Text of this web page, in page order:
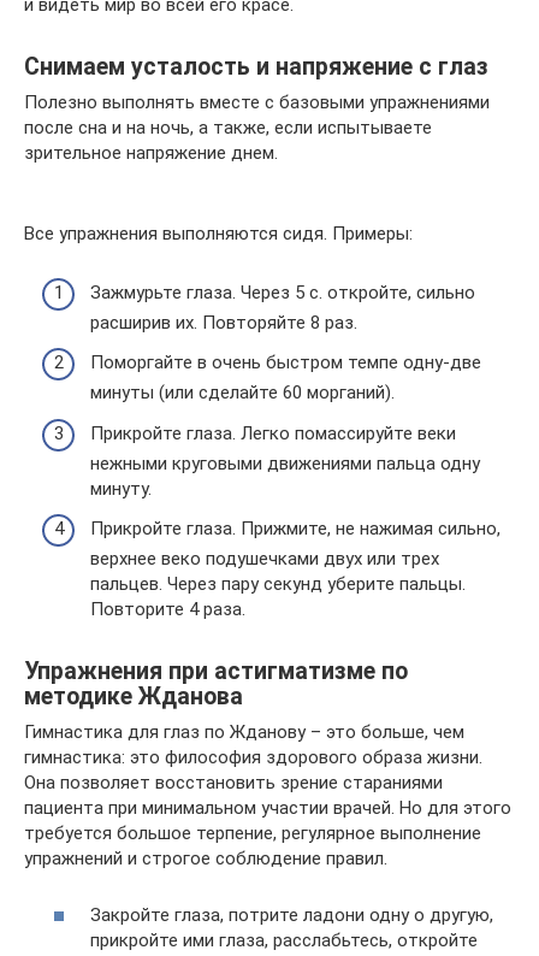
и видеть мир во всей его красе.
Снимаем усталость и напряжение с глаз
Полезно выполнять вместе с базовыми упражнениями
после сна и на ночь, а также, если испытываете
зрительное напряжение днем.
Все упражнения выполняются сидя. Примеры:
Зажмурьте глаза. Через 5 с. откройте, сильно
расширив их. Повторяйте 8 раз.
Поморгайте в очень быстром темпе одну-две
минуты (или сделайте 60 морганий).
Прикройте глаза. Легко помассируйте веки
нежными круговыми движениями пальца одну
минуту.
Прикройте глаза. Прижмите, не нажимая сильно,
верхнее веко подушечками двух или трех
пальцев. Через пару секунд уберите пальцы.
Повторите 4 раза.
Упражнения при астигматизме по
методике Жданова
Гимнастика для глаз по Жданову – это больше, чем
гимнастика: это философия здорового образа жизни.
Она позволяет восстановить зрение стараниями
пациента при минимальном участии врачей. Но для этого
требуется большое терпение, регулярное выполнение
упражнений и строгое соблюдение правил.
Закройте глаза, потрите ладони одну о другую,
прикройте ими глаза, расслабьтесь, откройте